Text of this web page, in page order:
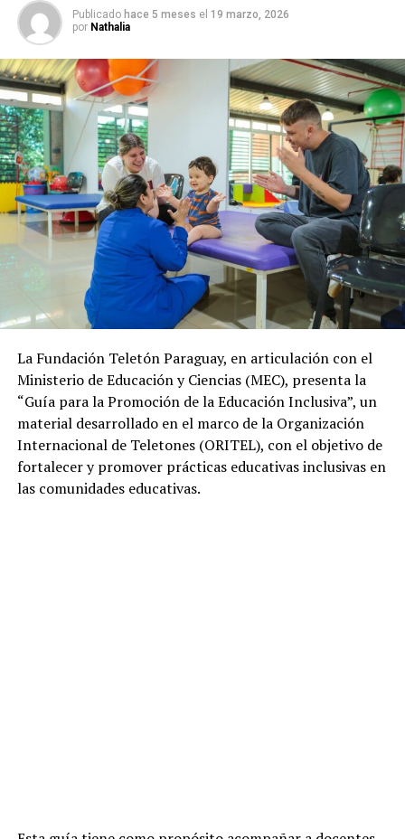
Publicado hace 5 meses el 19 marzo, 2026
por Nathalia
La Fundación Teletón Paraguay, en articulación con el
Ministerio de Educación y Ciencias (MEC), presenta la
“Guía para la Promoción de la Educación Inclusiva”, un
material desarrollado en el marco de la Organización
Internacional de Teletones (ORITEL), con el objetivo de
fortalecer y promover prácticas educativas inclusivas en
las comunidades educativas.